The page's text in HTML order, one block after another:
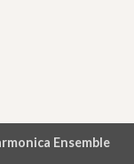
Ensemble